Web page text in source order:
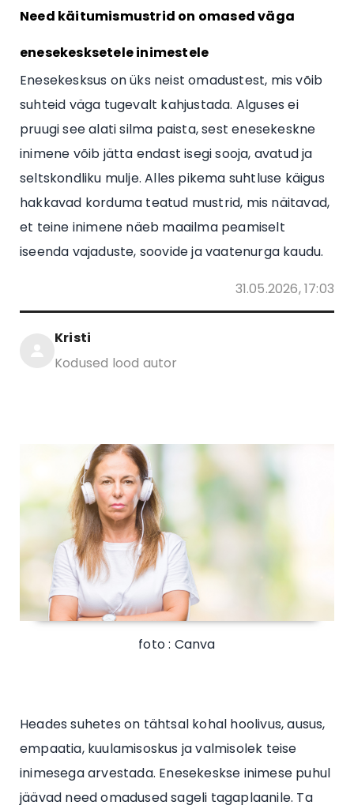
Need käitumismustrid on omased väga
enesekesksetele inimestele
Enesekesksus on üks neist omadustest, mis võib
suhteid väga tugevalt kahjustada. Alguses ei
pruugi see alati silma paista, sest enesekeskne
inimene võib jätta endast isegi sooja, avatud ja
seltskondliku mulje. Alles pikema suhtluse käigus
hakkavad korduma teatud mustrid, mis näitavad,
et teine inimene näeb maailma peamiselt
iseenda vajaduste, soovide ja vaatenurga kaudu.
31.05.2026, 17:03
Kristi
Kodused lood autor
foto : Canva
Heades suhetes on tähtsal kohal hoolivus, ausus,
empaatia, kuulamisoskus ja valmisolek teise
inimesega arvestada. Enesekeskse inimese puhul
jäävad need omadused sageli tagaplaanile. Ta